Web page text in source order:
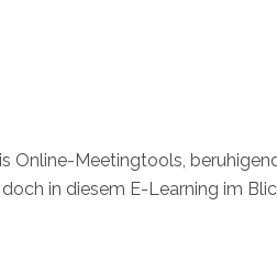
Online-Meetingtools,
in diesem E-Learning im